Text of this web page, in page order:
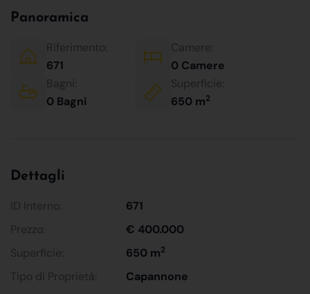
Panoramica
Riferimento:
671
Camere:
0 Camere
Bagni:
0 Bagni
Superficie:
650 m2
Dettagli
ID Interno:
671
Prezzo:
€ 400.000
Superficie:
650 m2
Tipo di Proprietà:
Capannone